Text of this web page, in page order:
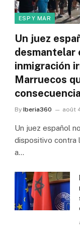
ESP Y MAR
Un juez
desmantelar
inmigración
Marruecos
By Iberia360 août
Un juez español
dispositivo contra
a…